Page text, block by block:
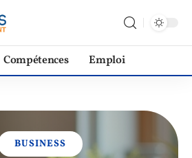
Compétences Emploi
BUSINESS